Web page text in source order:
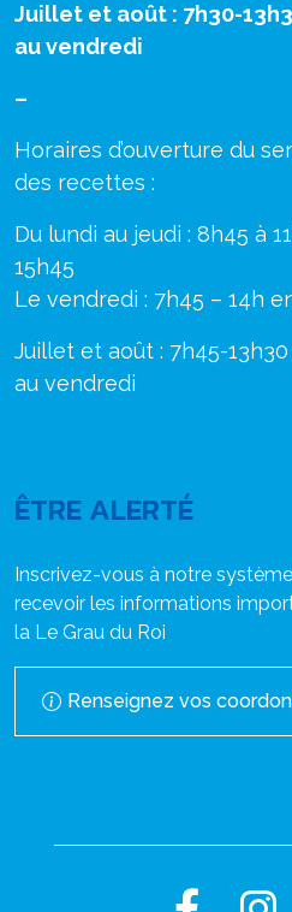
Juillet et août : 7h30-
au vendredi
–
Horaires d’ouverture du
des recettes :
Du lundi au jeudi : 8h45 à
15h45
Le vendredi : 7h45 – 14h
Juillet et août : 7h45-
au vendredi
ÊTRE ALERTÉ
Inscrivez-vous à notre
recevoir les informations
la Le Grau du Roi
Renseignez vos